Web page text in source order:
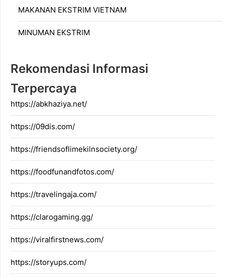
MAKANAN EKSTRIM VIETNAM
MINUMAN EKSTRIM
Rekomendasi Informasi
Terpercaya
https://abkhaziya.net/
https://09dis.com/
https://friendsoflimekilnsociety.org/
https://foodfunandfotos.com/
https://travelingaja.com/
https://clarogaming.gg/
https://viralfirstnews.com/
https://storyups.com/